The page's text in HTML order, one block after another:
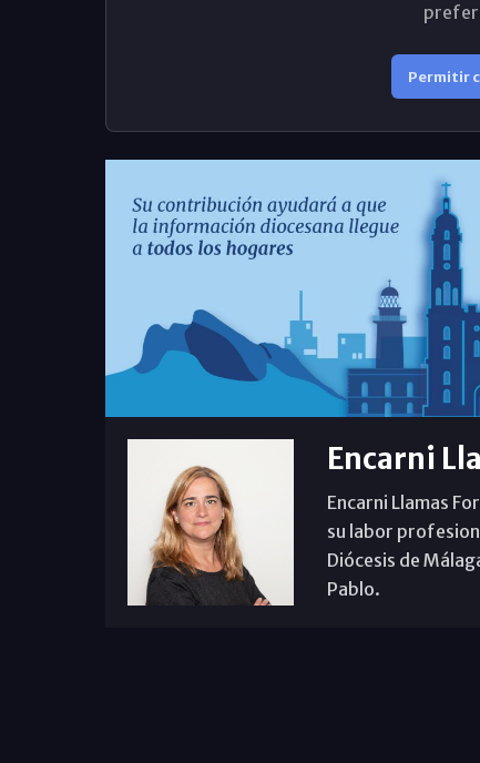
Permitir
Encarni
Encarni Llamas
su labor
Diócesis de
Pablo.